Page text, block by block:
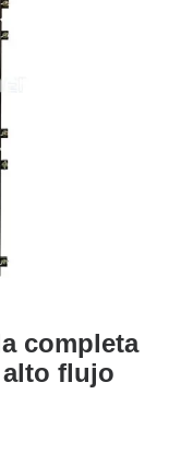
completa
alto flujo